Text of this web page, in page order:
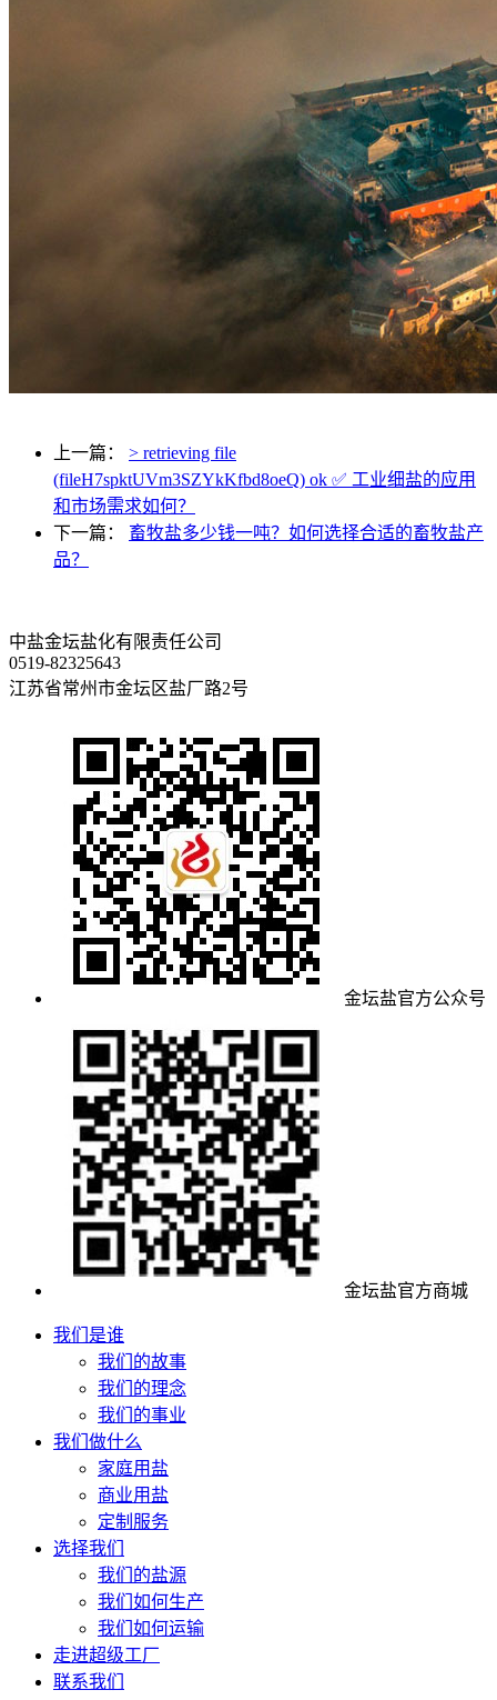
上一篇： > retrieving file
(fileH7spktUVm3SZYkKfbd8oeQ) ok ✅ 工业细盐的应用
和市场需求如何？
下一篇： 畜牧盐多少钱一吨？如何选择合适的畜牧盐产
品？
中盐金坛盐化有限责任公司
0519-82325643
江苏省常州市金坛区盐厂路2号
金坛盐官方公众号
金坛盐官方商城
我们是谁
我们的故事
我们的理念
我们的事业
我们做什么
家庭用盐
商业用盐
定制服务
选择我们
我们的盐源
我们如何生产
我们如何运输
走进超级工厂
联系我们